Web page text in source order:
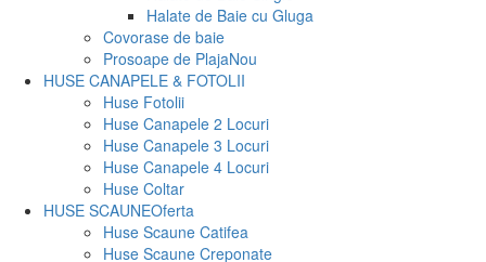
Halate de Baie cu Gluga
Covorase de baie
Prosoape de PlajaNou
HUSE CANAPELE & FOTOLII
Huse Fotolii
Huse Canapele 2 Locuri
Huse Canapele 3 Locuri
Huse Canapele 4 Locuri
Huse Coltar
HUSE SCAUNEOferta
Huse Scaune Catifea
Huse Scaune Creponate